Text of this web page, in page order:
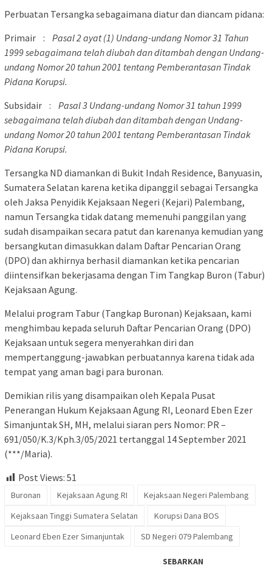
Perbuatan Tersangka sebagaimana diatur dan diancam pidana:
Primair :
Pasal 2 ayat (1) Undang-undang Nomor 31 Tahun
1999 sebagaimana telah diubah dan ditambah dengan Undang-
undang Nomor 20 tahun 2001 tentang Pemberantasan Tindak
Pidana Korupsi.
Subsidair :
Pasal 3 Undang-undang Nomor 31 tahun 1999
sebagaimana telah diubah dan ditambah dengan Undang-
undang Nomor 20 tahun 2001 tentang Pemberantasan Tindak
Pidana Korupsi.
Tersangka ND diamankan di Bukit Indah Residence, Banyuasin,
Sumatera Selatan karena ketika dipanggil sebagai Tersangka
oleh Jaksa Penyidik Kejaksaan Negeri (Kejari) Palembang,
namun Tersangka tidak datang memenuhi panggilan yang
sudah disampaikan secara patut dan karenanya kemudian yang
bersangkutan dimasukkan dalam Daftar Pencarian Orang
(DPO) dan akhirnya berhasil diamankan ketika pencarian
diintensifkan bekerjasama dengan Tim Tangkap Buron (Tabur)
Kejaksaan Agung.
Melalui program Tabur (Tangkap Buronan) Kejaksaan, kami
menghimbau kepada seluruh Daftar Pencarian Orang (DPO)
Kejaksaan untuk segera menyerahkan diri dan
mempertanggung-jawabkan perbuatannya karena tidak ada
tempat yang aman bagi para buronan.
Demikian rilis yang disampaikan oleh Kepala Pusat
Penerangan Hukum Kejaksaan Agung RI, Leonard Eben Ezer
Simanjuntak SH, MH, melalui siaran pers Nomor: PR –
691/050/K.3/Kph.3/05/2021 tertanggal 14 September 2021
(***/Maria).
Post Views: 51
Buronan Kejaksaan Agung RI
Kejaksaan Negeri Palembang
Kejaksaan Tinggi Sumatera Selatan
Korupsi Dana BOS
Leonard Eben Ezer Simanjuntak
SD Negeri 079 Palembang
SEBARKAN